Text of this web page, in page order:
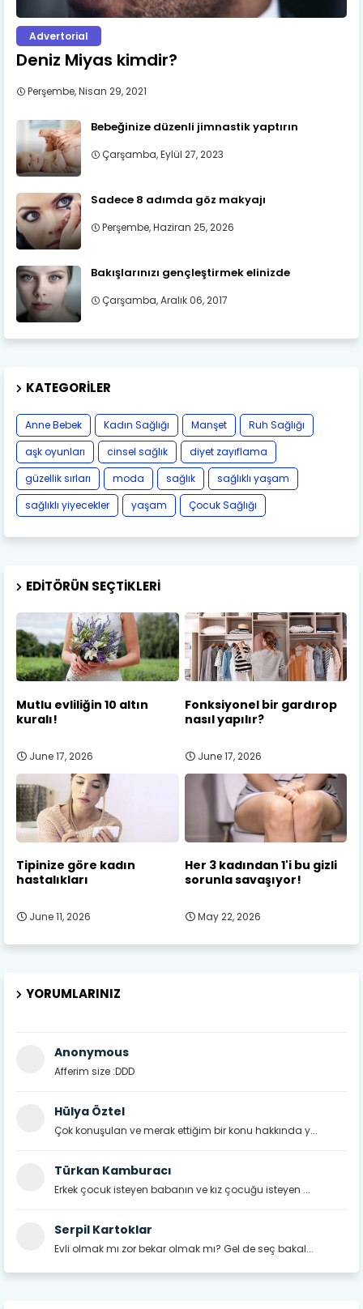
Advertorial
Deniz Miyas kimdir?
Perşembe, Nisan 29, 2021
Bebeğinize düzenli jimnastik yaptırın
Çarşamba, Eylül 27, 2023
Sadece 8 adımda göz makyajı
Perşembe, Haziran 25, 2026
Bakışlarınızı gençleştirmek elinizde
Çarşamba, Aralık 06, 2017
KATEGORILER
Anne Bebek Kadın Sağlığı Manşet
Ruh Sağlığı
aşk oyunları
cinsel sağlık
diyet zayıflama
güzellik sırları
moda sağlık
sağlıklı yaşam
sağlıklı yiyecekler
yaşam Çocuk Sağlığı
EDITÖRÜN SEÇTIKLERI
Mutlu evliliğin 10 altın
kuralı!
June 17, 2026
Fonksiyonel bir gardırop
nasıl yapılır?
June 17, 2026
Tipinize göre kadın
hastalıkları
June 11, 2026
Her 3 kadından 1'i bu gizli
sorunla savaşıyor!
May 22, 2026
YORUMLARINIZ
Anonymous
Afferim size :DDD
Hülya Öztel
Çok konuşulan ve merak ettiğim bir konu hakkında y...
Türkan Kamburacı
Erkek çocuk isteyen babanın ve kız çocuğu isteyen ...
Serpil Kartoklar
Evli olmak mı zor bekar olmak mı? Gel de seç bakal...